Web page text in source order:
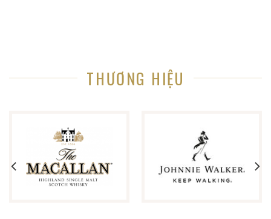
các bản “President’s Choice” – đề cao nghệ thuật
phối trộn. Đây chính là lĩnh vực mà Suntory được xem
Dung tích và cường độ cồn
Dung tích tiêu chuẩn:
Cường độ cồn:khoảng 43% ABV
THƯƠNG HIỆU